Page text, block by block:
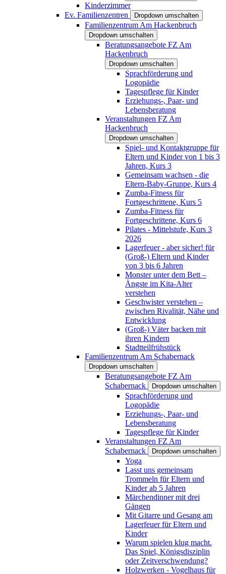
Kinderzimmer
Ev. Familienzentren
Dropdown umschalten
Familienzentrum Am Hackenbruch
Dropdown umschalten
Beratungsangebote FZ Am
Hackenbruch
Dropdown umschalten
Sprachförderung und
Logopädie
Tagespflege für Kinder
Erziehungs-, Paar- und
Lebensberatung
Veranstaltungen FZ Am
Hackenbruch
Dropdown umschalten
Spiel- und Kontaktgruppe für
Eltern und Kinder von 1 bis 3
Jahren, Kurs 3
Gemeinsam wachsen - die
Eltern-Baby-Gruppe, Kurs 4
Zumba-Fitness für
Fortgeschrittene, Kurs 5
Zumba-Fitness für
Fortgeschrittene, Kurs 6
Pilates - Mittelstufe, Kurs 3
2026
Lagerfeuer - aber sicher! für
(Groß-) Eltern und Kinder
von 3 bis 6 Jahren
Monster unter dem Bett –
Ängste im Kita-Alter
verstehen
Geschwister verstehen –
zwischen Rivalität, Nähe und
Entwicklung
(Groß-) Väter backen mit
ihren Kindern
Stadtteilfrühstück
Familienzentrum Am Schabernack
Dropdown umschalten
Beratungsangebote FZ Am
Schabernack
Dropdown umschalten
Sprachförderung und
Logopädie
Erziehungs-, Paar- und
Lebensberatung
Tagespflege für Kinder
Veranstaltungen FZ Am
Schabernack
Dropdown umschalten
Yoga
Lasst uns gemeinsam
Trommeln für Eltern und
Kinder ab 5 Jahren
Märchendinner mit drei
Gängen
Mit Gitarre und Gesang am
Lagerfeuer für Eltern und
Kinder
Warum spielen klug macht.
Das Spiel, Königsdisziplin
oder Zeitverschwendung?
Holzwerken - Vogelhaus für